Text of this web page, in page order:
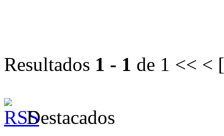
Resultados 1 - 1 de 1 << < [
Destacados